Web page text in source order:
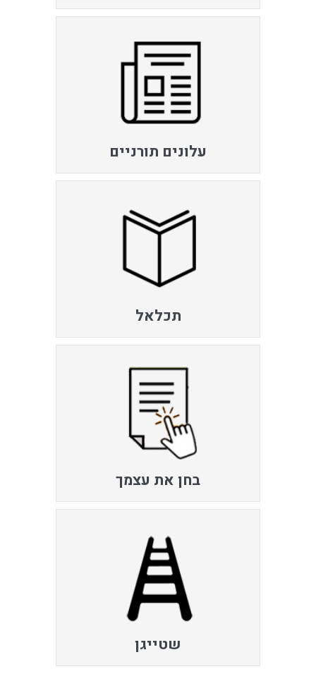
עלונים תורניים
תכלאל
בחן את עצמך
שטייגן